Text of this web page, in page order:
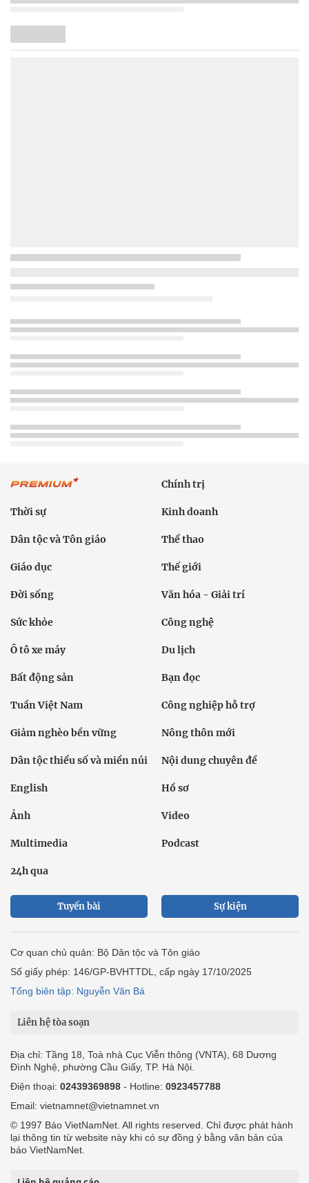
Chính trị
Thời sự Kinh doanh
Dân tộc và Tôn giáo Thể thao
Giáo dục Thế giới
Đời sống Văn hóa - Giải trí
Sức khỏe Công nghệ
Ô tô xe máy Du lịch
Bất động sản Bạn đọc
Tuần Việt Nam Công nghiệp hỗ trợ
Giảm nghèo bền vững Nông thôn mới
Dân tộc thiểu số và miền núi Nội dung chuyên đề
English Hồ sơ
Ảnh Video
Multimedia Podcast
24h qua
Tuyến bài Sự kiện
Cơ quan chủ quản: Bộ Dân tộc và Tôn giáo
Số giấy phép: 146/GP-BVHTTDL, cấp ngày 17/10/2025
Tổng biên tập: Nguyễn Văn Bá
Liên hệ tòa soạn
Địa chỉ: Tầng 18, Toà nhà Cục Viễn thông (VNTA), 68 Dương
Đình Nghệ, phường Cầu Giấy, TP. Hà Nội.
Điện thoại: 02439369898 - Hotline: 0923457788
Email: vietnamnet@vietnamnet.vn
© 1997 Báo VietNamNet. All rights reserved. Chỉ được phát hành
lại thông tin từ website này khi có sự đồng ý bằng văn bản của
báo VietNamNet.